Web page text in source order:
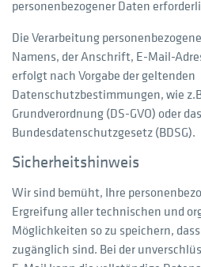
personenbezogener Daten
Die Verarbeitung
Namens, der Anschrift, E-Mail-
erfolgt nach Vorgabe der geltenden
Datenschutzbestimmungen, wie
Grundverordnung (DS-GVO) oder das
Bundesdatenschutzgesetz (BDSG).
Sicherheitshinweis
Wir sind bemüht, Ihre
Ergreifung aller technischen und
Möglichkeiten so zu speichern,
zugänglich sind. Bei der